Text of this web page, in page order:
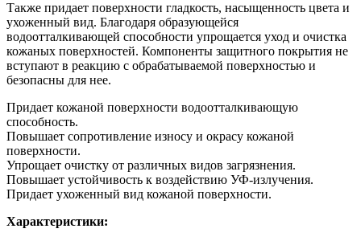
Также придает поверхности гладкость, насыщенность цвета и
ухоженный вид. Благодаря образующейся
водоотталкивающей способности упрощается уход и очистка
кожаных поверхностей. Компоненты защитного покрытия не
вступают в реакцию с обрабатываемой поверхностью и
безопасны для нее.
Придает кожаной поверхности водоотталкивающую
способность.
Повышает сопротивление износу и окрасу кожаной
поверхности.
Упрощает очистку от различных видов загрязнения.
Повышает устойчивость к воздействию УФ-излучения.
Придает ухоженный вид кожаной поверхности.
Характеристики: